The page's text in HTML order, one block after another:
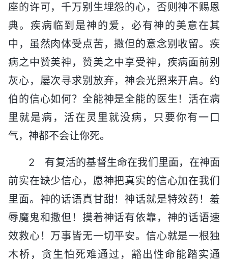
座的许可，千万别生埋怨的心，否则神不赐恩
典。疾病临到是神的爱，必有神的美意在其
中，虽然肉体受点苦，撒但的意念别收留。疾
病之中赞美神，赞美之中享受神，疾病面前别
灰心，屡次寻求别放弃，神会光照来开启。约
伯的信心如何？全能神是全能的医生！活在病
里就是病，活在灵里就没病，只要你有一口
气，神都不会让你死。
2 有复活的基督生命在我们里面，在神面
前实在缺少信心，愿神把真实的信心加在我们
里面。神的话语真甘甜！神话就是特效药！羞
辱魔鬼和撒但！摸着神话有依靠，神的话语速
效救心！万事皆无一切平安。信心就是一根独
木桥，贪生怕死难通过，豁出性命能踏实通